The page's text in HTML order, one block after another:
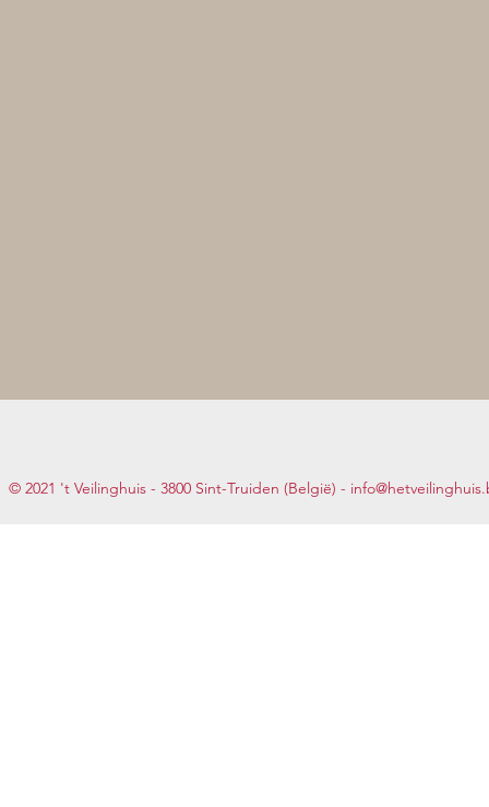
© 2021 't Veilinghuis - 3800 Sint-Truiden (België) -